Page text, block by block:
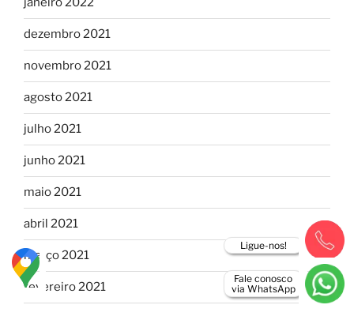
Fale conosco
via WhatsApp
Ligue-nos!
dezembro 2021
novembro 2021
agosto 2021
julho 2021
junho 2021
maio 2021
abril 2021
março 2021
fevereiro 2021